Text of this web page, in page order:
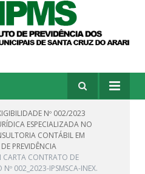
Nº 002/2023
ESPECIALIZADA NO
CONTÁBIL EM
PREVIDÊNCIA
CONTRATO DE
Nº 002_2023-IPSMSCA-INEX.